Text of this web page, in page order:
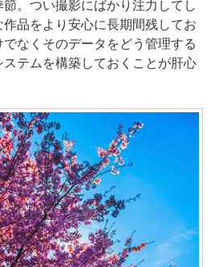
。つい撮影にばかり注力してし
作品をより安心に長期間残してお
でなくそのデータをどう管理する
テムを構築しておくことが肝心